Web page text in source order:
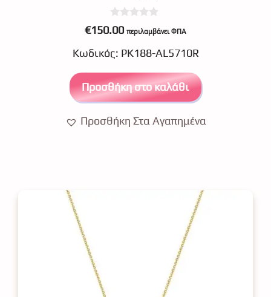
0
o
t
o
5
€150.00 περιλαμβάνει ΦΠΑ
Κωδικός: ΡΚ188-AL5710R
Προσθήκη στο καλάθι
Προσθήκη Στα Αγαπημένα